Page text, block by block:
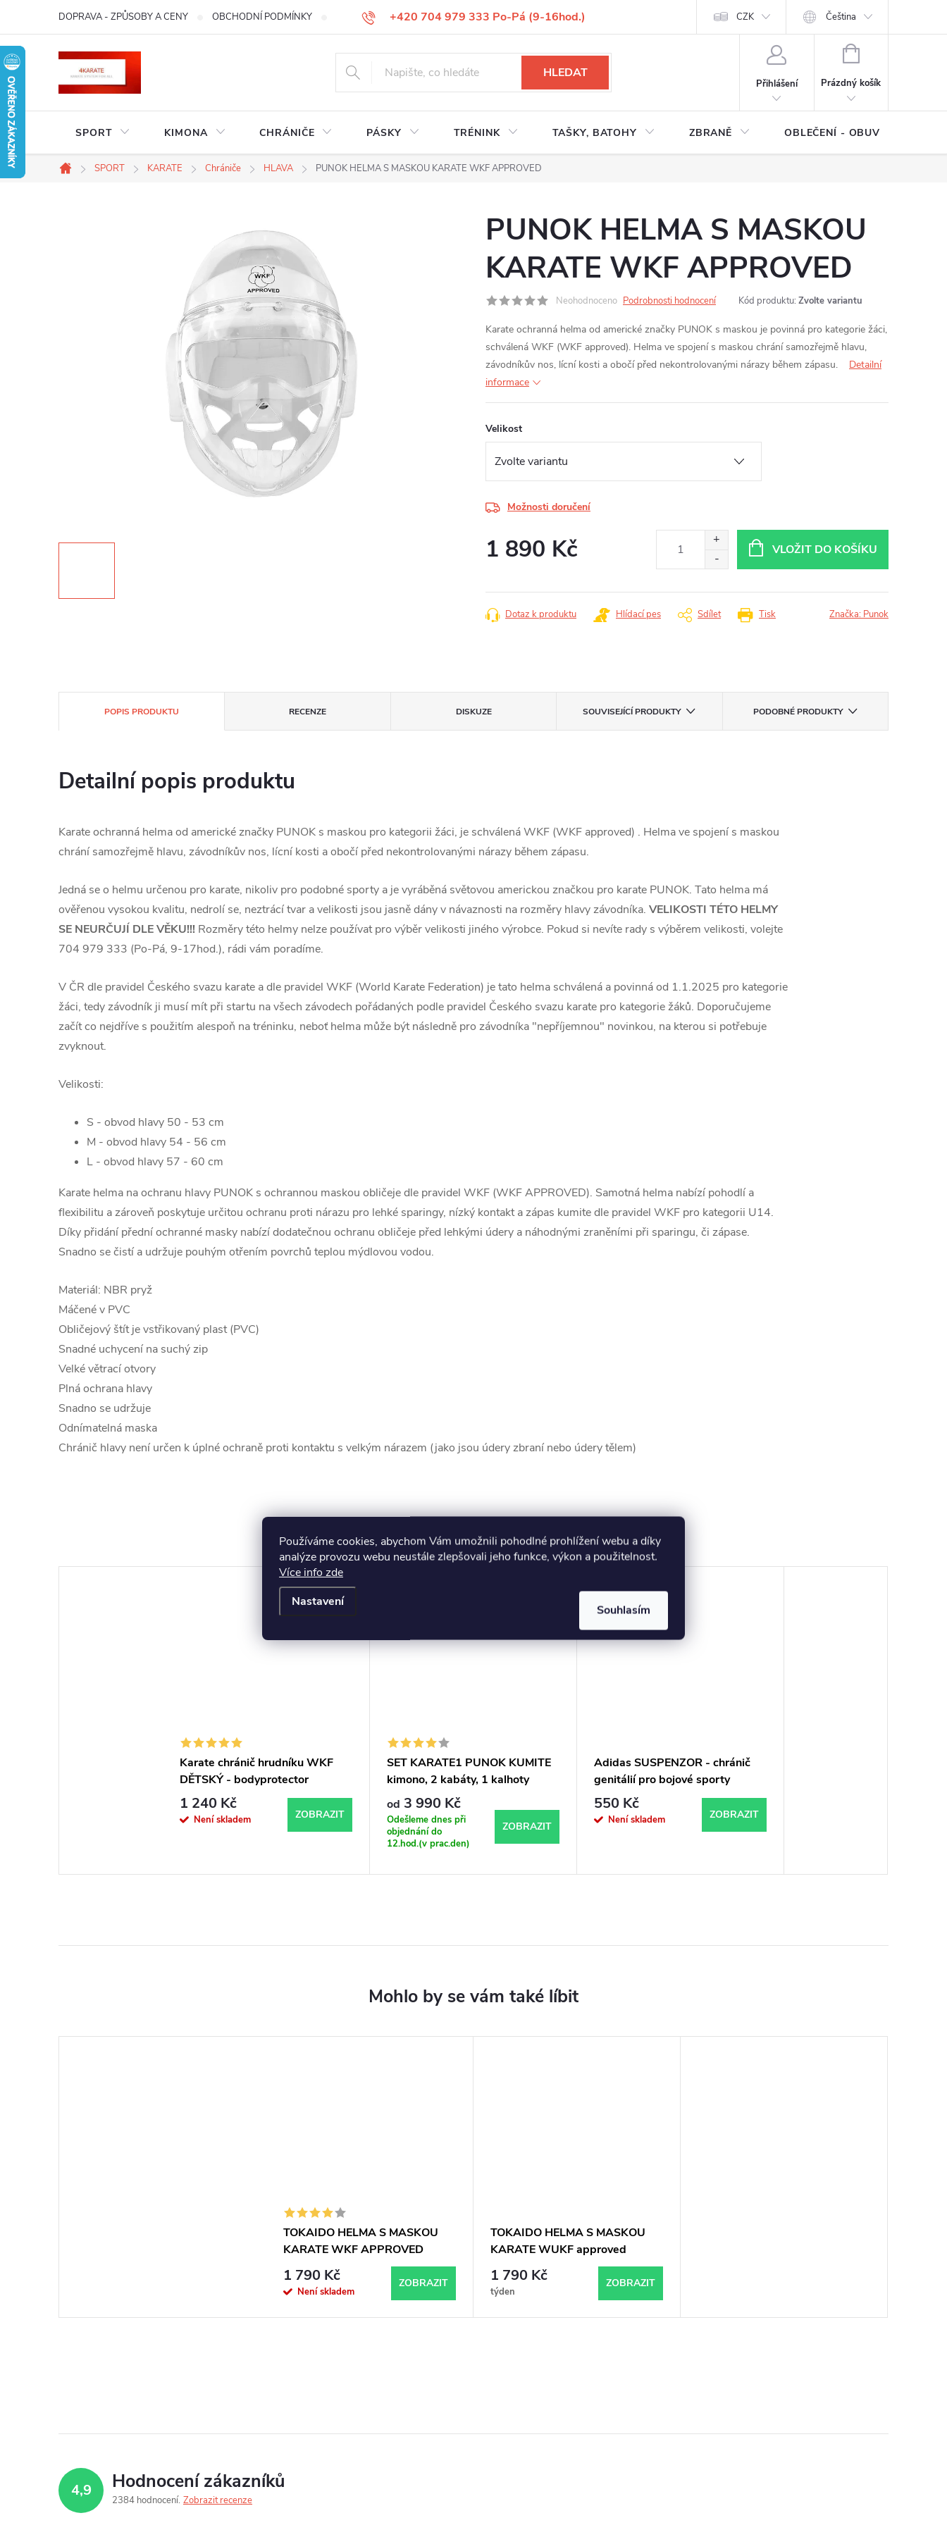
Používáme cookies, abychom Vám umožnili pohodlné prohlížení webu a díky
analýze provozu webu neustále zlepšovali jeho funkce, výkon a použitelnost.
Více info zde
Nastavení
Souhlasím
obsah
+420 704 979 333 Po-Pá (9-16hod.)
DOPRAVA - ZPŮSOBY A CENY OBCHODNÍ PODMÍNKY VÝMĚNA ZBOŽÍ REKLAMACE ZBOŽÍ ODSTOUPENÍ OD KUPNÍ SMLOUVY OCHRANA OSOBNÍCH DAT Moje objednávka
CZK Čeština
HLEDAT
Přihlášení
NÁKUPNÍ
Prázdný košík
SPORT KIMONA CHRÁNIČE PÁSKY TRÉNINK TAŠKY, BATOHY ZBRANĚ OBLEČENÍ - OBUV
Domů
SPORT KARATE Chrániče HLAVA PUNOK HELMA S MASKOU KARATE WKF APPROVED
PUNOK HELMA S MASKOU
KARATE WKF APPROVED
Neohodnoceno Podrobnosti hodnocení Kód produktu: Zvolte variantu
Karate ochranná helma od americké značky PUNOK s maskou je povinná pro kategorie žáci,
schválená WKF (WKF approved). Helma ve spojení s maskou chrání samozřejmě hlavu,
závodníkův nos, lícní kosti a obočí před nekontrolovanými nárazy během zápasu.
Detailní
informace
Velikost
Možnosti doručení
1 890 Kč VLOŽIT DO KOŠÍKU
Tisk
Dotaz k produktu Hlídací pes Sdílet Značka: Punok
POPIS PRODUKTU RECENZE DISKUZE SOUVISEJÍCÍ PRODUKTY PODOBNÉ PRODUKTY
Detailní popis produktu
Karate ochranná helma od americké značky PUNOK s maskou pro kategorii žáci, je schválená WKF (WKF approved) . Helma ve spojení s maskou
chrání samozřejmě hlavu, závodníkův nos, lícní kosti a obočí před nekontrolovanými nárazy během zápasu.
Jedná se o helmu určenou pro karate, nikoliv pro podobné sporty a je vyráběná světovou americkou značkou pro karate PUNOK. Tato helma má
ověřenou vysokou kvalitu, nedrolí se, neztrácí tvar a velikosti jsou jasně dány v návaznosti na rozměry hlavy závodníka. VELIKOSTI TÉTO HELMY
SE NEURČUJÍ DLE VĚKU!!! Rozměry této helmy nelze používat pro výběr velikosti jiného výrobce. Pokud si nevíte rady s výběrem velikosti, volejte
704 979 333 (Po-Pá, 9-17hod.), rádi vám poradíme.
V ČR dle pravidel Českého svazu karate a dle pravidel WKF (World Karate Federation) je tato helma schválená a povinná od 1.1.2025 pro kategorie
žáci, tedy závodník ji musí mít při startu na všech závodech pořádaných podle pravidel Českého svazu karate pro kategorie žáků. Doporučujeme
začít co nejdříve s použitím alespoň na tréninku, neboť helma může být následně pro závodníka "nepříjemnou" novinkou, na kterou si potřebuje
zvyknout.
Velikosti:
S - obvod hlavy 50 - 53 cm
M - obvod hlavy 54 - 56 cm
L - obvod hlavy 57 - 60 cm
Karate helma na ochranu hlavy PUNOK s ochrannou maskou obličeje dle pravidel WKF (WKF APPROVED). Samotná helma nabízí pohodlí a
flexibilitu a zároveň poskytuje určitou ochranu proti nárazu pro lehké sparingy, nízký kontakt a zápas kumite dle pravidel WKF pro kategorii U14.
Díky přidání přední ochranné masky nabízí dodatečnou ochranu obličeje před lehkými údery a náhodnými zraněními při sparingu, či zápase.
Snadno se čistí a udržuje pouhým otřením povrchů teplou mýdlovou vodou.
Materiál: NBR pryž
Máčené v PVC
Obličejový štít je vstřikovaný plast (PVC)
Snadné uchycení na suchý zip
Velké větrací otvory
Plná ochrana hlavy
Snadno se udržuje
Odnímatelná maska
Chránič hlavy není určen k úplné ochraně proti kontaktu s velkým nárazem (jako jsou údery zbraní nebo údery tělem)
Karate chránič hrudníku WKF
DĚTSKÝ - bodyprotector
TOKAIDO YOUTH LEAGUE
1 240 Kč
Není skladem ZOBRAZIT
SET KARATE1 PUNOK KUMITE
kimono, 2 kabáty, 1 kalhoty
od 3 990 Kč
Odešleme dnes při
objednání do
12.hod.(v prac.den)
ZOBRAZIT
Adidas SUSPENZOR - chránič
genitálií pro bojové sporty
Microlight
550 Kč
Není skladem ZOBRAZIT
TOKAIDO HELMA S MASKOU
KARATE WKF APPROVED
1 790 Kč
Není skladem
ZOBRAZIT
TOKAIDO HELMA S MASKOU
KARATE WUKF approved
1 790 Kč
týden
ZOBRAZIT
4,9 Hodnocení zákazníků
2384 hodnocení Zobrazit recenze